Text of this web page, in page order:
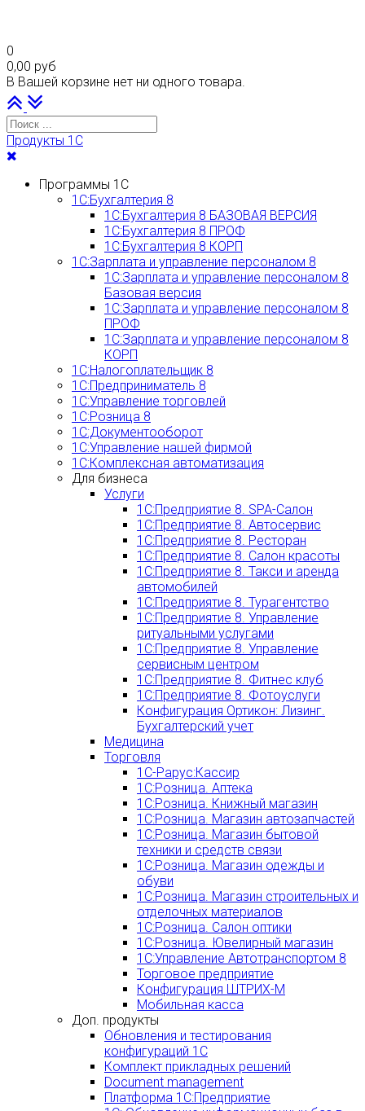
0
0,00 руб
В Вашей корзине нет ни одного товара.
НаверхPLG_SYSTEM_VPFRAMEWORK_SCROLL_TO_BOTTOM
Продукты 1С
Программы 1С
1С:Бухгалтерия 8
1С:Бухгалтерия 8 БАЗОВАЯ ВЕРСИЯ
1С:Бухгалтерия 8 ПРОФ
1С:Бухгалтерия 8 КОРП
1С:Зарплата и управление персоналом 8
1С:Зарплата и управление персоналом 8
Базовая версия
1С:Зарплата и управление персоналом 8
ПРОФ
1С:Зарплата и управление персоналом 8
КОРП
1С:Налогоплательщик 8
1С:Предприниматель 8
1С:Управление торговлей
1С:Розница 8
1С:Документооборот
1С:Управление нашей фирмой
1С:Комплексная автоматизация
Для бизнеса
Услуги
1С:Предприятие 8. SPA-Салон
1С:Предприятие 8. Автосервис
1С:Предприятие 8. Ресторан
1С:Предприятие 8. Салон красоты
1С:Предприятие 8. Такси и аренда
автомобилей
1С:Предприятие 8. Турагентство
1С:Предприятие 8. Управление
ритуальными услугами
1С:Предприятие 8. Управление
сервисным центром
1С:Предприятие 8. Фитнес клуб
1С:Предприятие 8. Фотоуслуги
Конфигурация Ортикон: Лизинг.
Бухгалтерский учет
Медицина
Торговля
1С-Рарус:Кассир
1С:Розница. Аптека
1С:Розница. Книжный магазин
1С:Розница. Магазин автозапчастей
1С:Розница. Магазин бытовой
техники и средств связи
1С:Розница. Магазин одежды и
обуви
1С:Розница. Магазин строительных и
отделочных материалов
1С:Розница. Салон оптики
1С:Розница. Ювелирный магазин
1С:Управление Автотранспортом 8
Торговое предприятие
Конфигурация ШТРИХ-М
Мобильная касса
Доп. продукты
Обновления и тестирования
конфигураций 1С
Комплект прикладных решений
Document management
Платформа 1С:Предприятие